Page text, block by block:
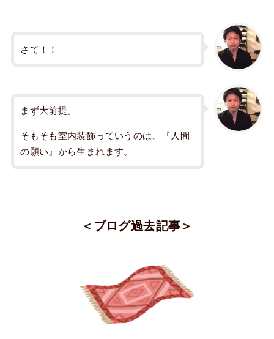
さて！！
まず大前提。
そもそも室内装飾っていうのは、『人間
の願い』から生まれます。
＜ブログ過去記事＞